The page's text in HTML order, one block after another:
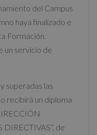
del Campus
haya finalizado e
Formación.
un servicio de
superadas las
recibirá un diploma
de